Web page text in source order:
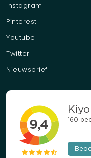
Instagram
Pinterest
Youtube
Twitter
Nieuwsbrief